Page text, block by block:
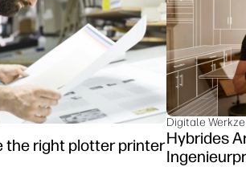
the right plotter printer
Digitale
Hybrides